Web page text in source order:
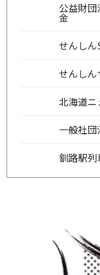
公益財
金
せんしん
せんしん
北海道
一般社
釧路駅